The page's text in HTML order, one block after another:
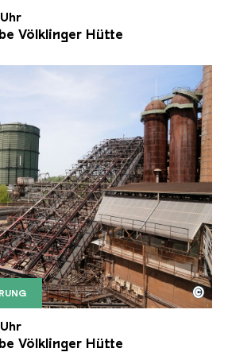
Völklinger Hütte
der Völklinger Hütte mit
Völklinger Hütte | Karl
©
Völklinger Hütte